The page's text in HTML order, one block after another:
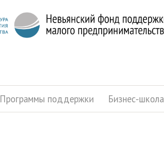
Программы поддержки Бизнес-школа